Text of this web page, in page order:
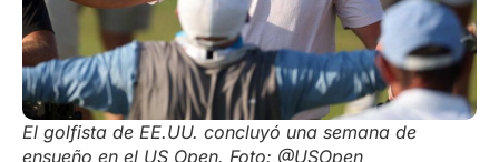
El golfista de EE.UU. concluyó una semana de
ensueño en el US Open. Foto: @USOpen